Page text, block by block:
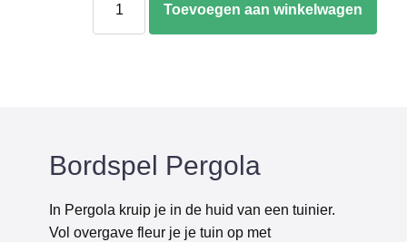
aantal
Toevoegen aan winkelwagen
Bordspel Pergola
In Pergola kruip je in de huid van een tuinier.
Vol overgave fleur je je tuin op met